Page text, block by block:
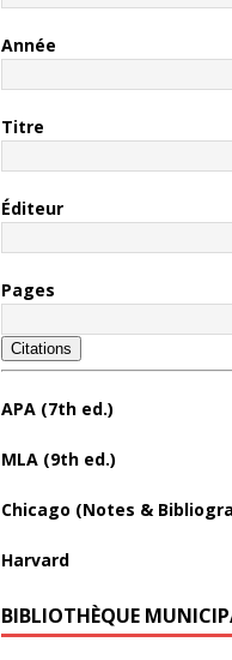
Année
Titre
Éditeur
Pages
Citations
APA (7th ed.)
MLA (9th ed.)
Chicago (Notes &
Harvard
BIBLIOTHÈQUE